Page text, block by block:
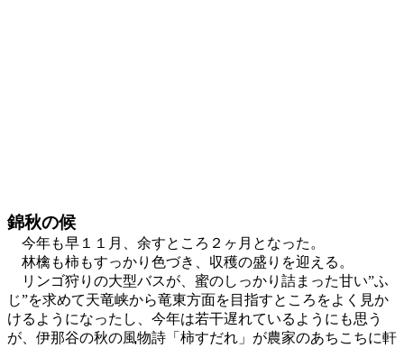
錦秋の候
今年も早１１月、余すところ２ヶ月となった。
林檎も柿もすっかり色づき、収穫の盛りを迎える。
リンゴ狩りの大型バスが、蜜のしっかり詰まった甘い”ふ
じ”を求めて天竜峡から竜東方面を目指すところをよく見か
けるようになったし、今年は若干遅れているようにも思う
が、伊那谷の秋の風物詩「柿すだれ」が農家のあちこちに軒